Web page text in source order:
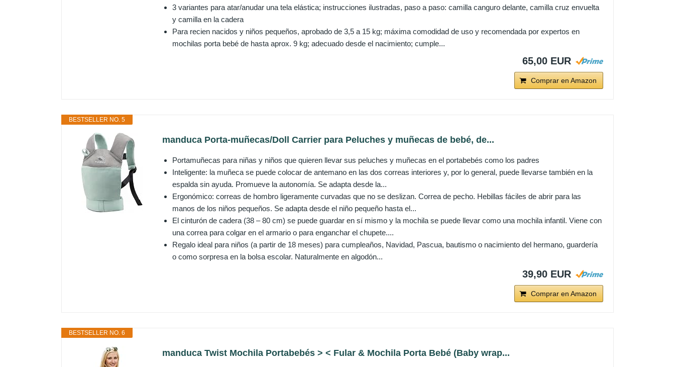
3 variantes para atar/anudar una tela elástica; instrucciones ilustradas, paso a paso: camilla canguro delante, camilla cruz envuelta
y camilla en la cadera
Para recien nacidos y niños pequeños, aprobado de 3,5 a 15 kg; máxima comodidad de uso y recomendada por expertos en
mochilas porta bebé de hasta aprox. 9 kg; adecuado desde el nacimiento; cumple...
65,00 EUR
Comprar en Amazon
BESTSELLER NO. 5
manduca Porta-muñecas/Doll Carrier para Peluches y muñecas de bebé, de...
Portamuñecas para niñas y niños que quieren llevar sus peluches y muñecas en el portabebés como los padres
Inteligente: la muñeca se puede colocar de antemano en las dos correas interiores y, por lo general, puede llevarse también en la
espalda sin ayuda. Promueve la autonomía. Se adapta desde la...
Ergonómico: correas de hombro ligeramente curvadas que no se deslizan. Correa de pecho. Hebillas fáciles de abrir para las
manos de los niños pequeños. Se adapta desde el niño pequeño hasta el...
El cinturón de cadera (38 – 80 cm) se puede guardar en sí mismo y la mochila se puede llevar como una mochila infantil. Viene con
una correa para colgar en el armario o para enganchar el chupete....
Regalo ideal para niños (a partir de 18 meses) para cumpleaños, Navidad, Pascua, bautismo o nacimiento del hermano, guardería
o como sorpresa en la bolsa escolar. Naturalmente en algodón...
39,90 EUR
Comprar en Amazon
BESTSELLER NO. 6
manduca Twist Mochila Portabebés > < Fular & Mochila Porta Bebé (Baby wrap...